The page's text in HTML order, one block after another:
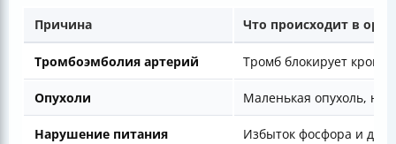
Причина Что происходит в
Тромбоэмболия артерий Тромб блокирует
Опухоли Маленькая опухоль,
Нарушение питания Избыток фосфора и